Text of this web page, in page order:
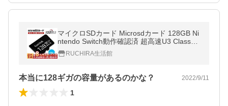
マイクロSDカード Microsdカード 128GB Ni
ntendo Switch動作確認済 超高速U3 Class10
HD録画対応 任天堂スイッチ 128ギガ メモリ
ーカード 送料無料
RUCHIRA生活館
本当に128ギガの容量があるのかな？ 2022/9/11
1